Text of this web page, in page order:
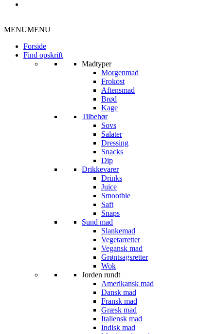
MENUMENU
Forside
Find opskrift
Madtyper
Morgenmad
Frokost
Aftensmad
Brød
Kage
Tilbehør
Sovs
Salater
Dressing
Snacks
Dip
Drikkevarer
Drinks
Juice
Smoothie
Saft
Snaps
Sund mad
Slankemad
Vegetarretter
Vegansk mad
Grøntsagsretter
Wok
Jorden rundt
Amerikansk mad
Dansk mad
Fransk mad
Græsk mad
Italiensk mad
Indisk mad